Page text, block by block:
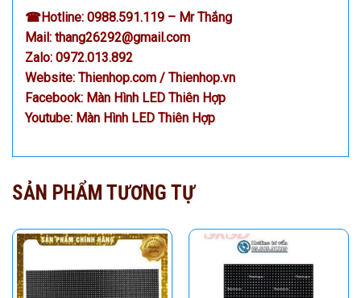
☎Hotline: 0988.591.119 – Mr Thắng
Mail: thang26292@gmail.com
Zalo: 0972.013.892
Website: Thienhop.com / Thienhop.vn
Facebook: Màn Hình LED Thiên Hợp
Youtube: Màn Hình LED Thiên Hợp
SẢN PHẨM TƯƠNG TỰ